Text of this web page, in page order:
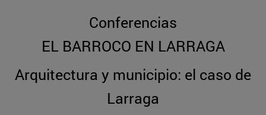
Conferencias
EL BARROCO EN LARRAGA
Arquitectura y municipio: el caso de
Larraga